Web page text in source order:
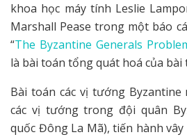
khoa học máy tính Leslie
Marshall Pease trong một báo
“The Byzantine Generals
là bài toán tổng quát hoá của
Bài toán các vị tướng
các vị tướng trong đội quân
quốc Đông La Mã), tiến hành